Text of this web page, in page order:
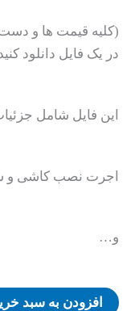
(کلیه قیمت ها و
در یک فایل دانلود
این فایل شامل
اجرت نصب کاشی و
و…
افزودن به سبد